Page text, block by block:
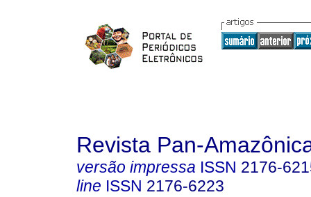
Revista Pan-
versão impressa ISSN 2176-
line ISSN 2176-6223